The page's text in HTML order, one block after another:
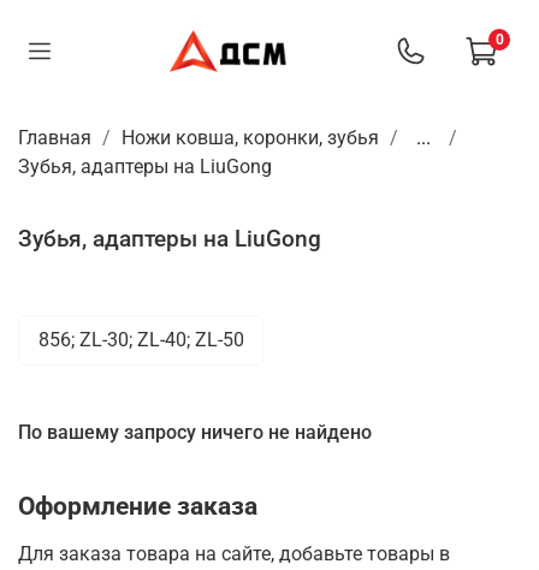
0
Главная Ножи ковша, коронки, зубья
...
Зубья, адаптеры на LiuGong
Зубья, адаптеры на LiuGong
856; ZL-30; ZL-40; ZL-50
По вашему запросу ничего не найдено
Оформление заказа
Для заказа товара на сайте, добавьте товары в